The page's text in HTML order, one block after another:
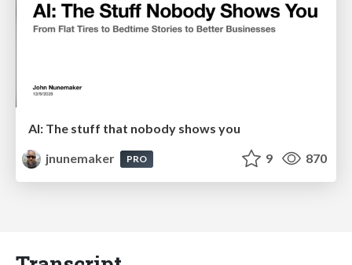
AI: The stuff that nobody shows you
jnunemaker
PRO 9 870